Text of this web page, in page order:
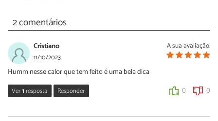
2 comentários
A sua avaliação:
Cristiano
11/10/2023
Humm nesse calor que tem feito é uma bela dica
Ver1resposta Responder 0 0